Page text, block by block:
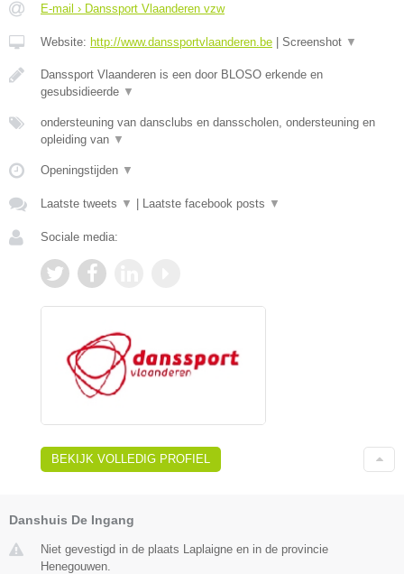
E-mail › Danssport Vlaanderen vzw
Website: http://www.danssportvlaanderen.be Screenshot ▼
Danssport Vlaanderen is een door BLOSO erkende en
gesubsidieerde ▼
ondersteuning van dansclubs en dansscholen, ondersteuning en
opleiding van ▼
Openingstijden ▼
Laatste tweets ▼ Laatste facebook posts ▼
Sociale media:
BEKIJK VOLLEDIG PROFIEL
Danshuis De Ingang
Niet gevestigd in de plaats Laplaigne en in de provincie
Henegouwen.